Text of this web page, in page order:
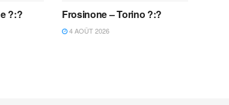
?:? Frosinone – Torino ?:?
4 AOÛT 2026